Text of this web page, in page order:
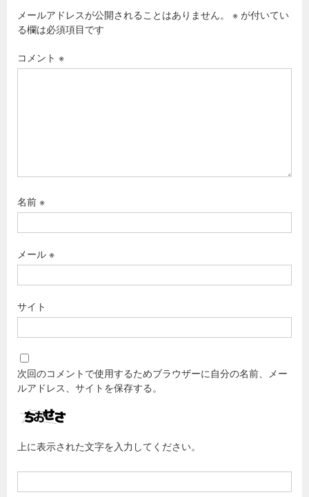
メールアドレスが公開されることはありません。 ※ が付いてい
る欄は必須項目です
コメント ※
名前 ※
メール ※
サイト
次回のコメントで使用するためブラウザーに自分の名前、メー
ルアドレス、サイトを保存する。
上に表示された文字を入力してください。